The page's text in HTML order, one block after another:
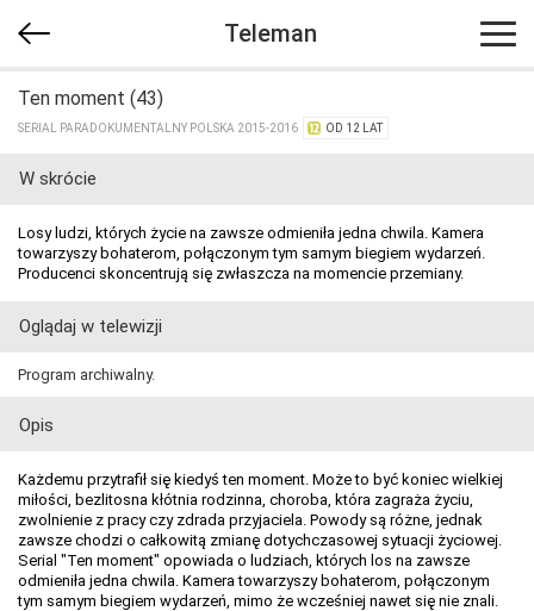
Teleman
Ten moment (43)
SERIAL PARADOKUMENTALNY POLSKA 2015-2016 OD 12 LAT
W skrócie
Losy ludzi, których życie na zawsze odmieniła jedna chwila. Kamera
towarzyszy bohaterom, połączonym tym samym biegiem wydarzeń.
Producenci skoncentrują się zwłaszcza na momencie przemiany.
Oglądaj w telewizji
Program archiwalny.
Opis
Każdemu przytrafił się kiedyś ten moment. Może to być koniec wielkiej
miłości, bezlitosna kłótnia rodzinna, choroba, która zagraża życiu,
zwolnienie z pracy czy zdrada przyjaciela. Powody są różne, jednak
zawsze chodzi o całkowitą zmianę dotychczasowej sytuacji życiowej.
Serial "Ten moment" opowiada o ludziach, których los na zawsze
odmieniła jedna chwila. Kamera towarzyszy bohaterom, połączonym
tym samym biegiem wydarzeń, mimo że wcześniej nawet się nie znali.